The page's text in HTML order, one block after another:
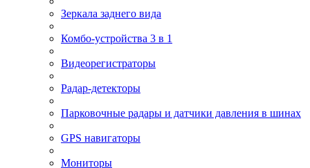
Зеркала заднего вида
Комбо-устройства 3 в 1
Видеорегистраторы
Радар-детекторы
Парковочные радары и датчики давления в шинах
GPS навигаторы
Мониторы